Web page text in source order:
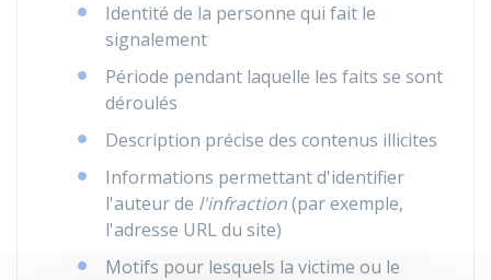
Identité de la personne qui fait le
signalement
Période pendant laquelle les faits se sont
déroulés
Description précise des contenus illicites
Informations permettant d'identifier
l'auteur de l'infraction(par exemple,
l'adresse URL du site)
Motifs pour lesquels la victime ou le